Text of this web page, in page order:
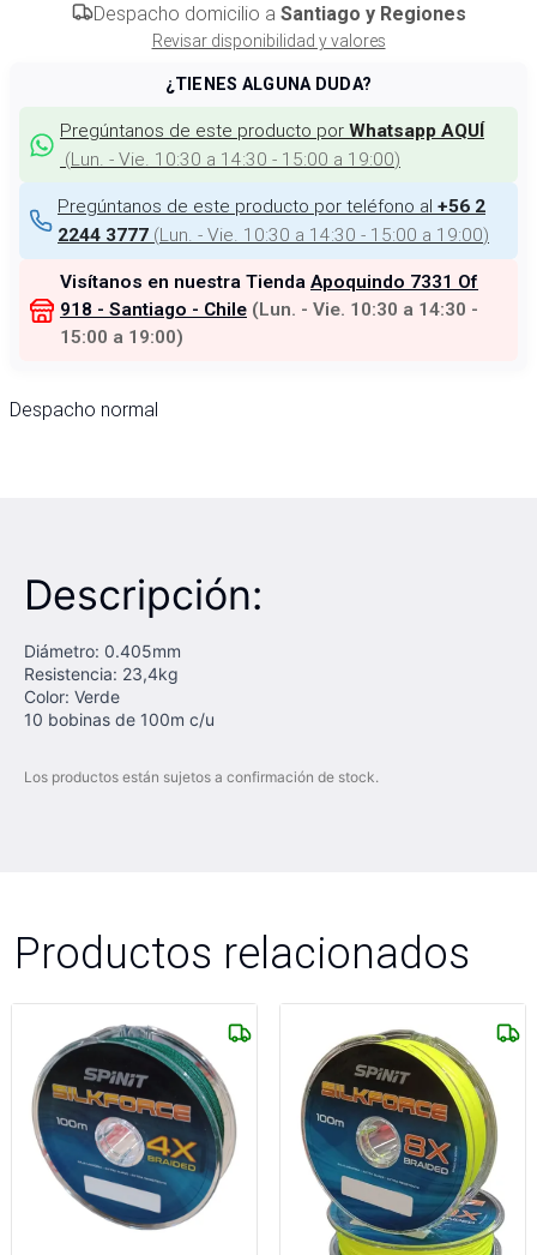
Despacho domicilio a Santiago y Regiones
Revisar disponibilidad y valores
¿TIENES ALGUNA DUDA?
Pregúntanos de este producto por Whatsapp AQUÍ
(Lun. - Vie. 10:30 a 14:30 - 15:00 a 19:00)
Pregúntanos de este producto por teléfono al +56 2
2244 3777 (Lun. - Vie. 10:30 a 14:30 - 15:00 a 19:00)
Visítanos en nuestra Tienda Apoquindo 7331 Of
918 - Santiago - Chile (Lun. - Vie. 10:30 a 14:30 -
15:00 a 19:00)
Despacho normal
Descripción:
Diámetro: 0.405mm
Resistencia: 23,4kg
Color: Verde
10 bobinas de 100m c/u
Los productos están sujetos a confirmación de stock.
Productos relacionados